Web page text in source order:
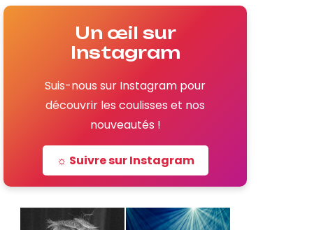
Un œil sur
Instagram
Suis-nous sur Instagram pour
découvrir les coulisses et nos
nouveautés !
☼ Suivre sur Instagram